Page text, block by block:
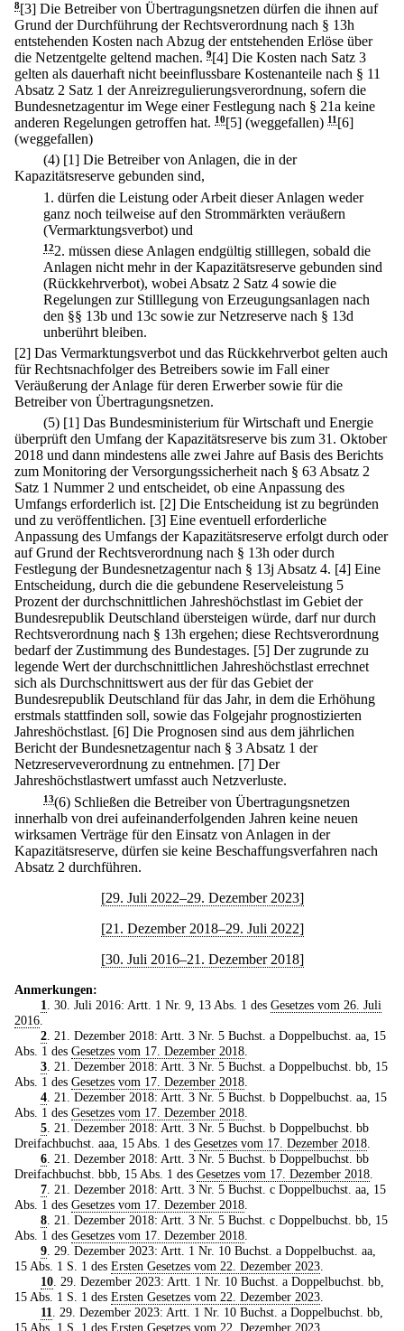
8[3] Die Betreiber von Übertragungsnetzen dürfen die ihnen auf
Grund der Durchführung der Rechtsverordnung nach § 13h
entstehenden Kosten nach Abzug der entstehenden Erlöse über
die Netzentgelte geltend machen. 9[4] Die Kosten nach Satz 3
gelten als dauerhaft nicht beeinflussbare Kostenanteile nach § 11
Absatz 2 Satz 1 der Anreizregulierungsverordnung, sofern die
Bundesnetzagentur im Wege einer Festlegung nach § 21a keine
anderen Regelungen getroffen hat. 10[5] (weggefallen) 11 [6]
(weggefallen)
(4) [1] Die Betreiber von Anlagen, die in der
Kapazitätsreserve gebunden sind,
1. dürfen die Leistung oder Arbeit dieser Anlagen weder
ganz noch teilweise auf den Strommärkten veräußern
(Vermarktungsverbot) und
122. müssen diese Anlagen endgültig stilllegen, sobald die
Anlagen nicht mehr in der Kapazitätsreserve gebunden sind
(Rückkehrverbot), wobei Absatz 2 Satz 4 sowie die
Regelungen zur Stilllegung von Erzeugungsanlagen nach
den §§ 13b und 13c sowie zur Netzreserve nach § 13d
unberührt bleiben.
[2] Das Vermarktungsverbot und das Rückkehrverbot gelten auch
für Rechtsnachfolger des Betreibers sowie im Fall einer
Veräußerung der Anlage für deren Erwerber sowie für die
Betreiber von Übertragungsnetzen.
(5) [1] Das Bundesministerium für Wirtschaft und Energie
überprüft den Umfang der Kapazitätsreserve bis zum 31. Oktober
2018 und dann mindestens alle zwei Jahre auf Basis des Berichts
zum Monitoring der Versorgungssicherheit nach § 63 Absatz 2
Satz 1 Nummer 2 und entscheidet, ob eine Anpassung des
Umfangs erforderlich ist. [2] Die Entscheidung ist zu begründen
und zu veröffentlichen. [3] Eine eventuell erforderliche
Anpassung des Umfangs der Kapazitätsreserve erfolgt durch oder
auf Grund der Rechtsverordnung nach § 13h oder durch
Festlegung der Bundesnetzagentur nach § 13j Absatz 4. [4] Eine
Entscheidung, durch die die gebundene Reserveleistung 5
Prozent der durchschnittlichen Jahreshöchstlast im Gebiet der
Bundesrepublik Deutschland übersteigen würde, darf nur durch
Rechtsverordnung nach § 13h ergehen; diese Rechtsverordnung
bedarf der Zustimmung des Bundestages. [5] Der zugrunde zu
legende Wert der durchschnittlichen Jahreshöchstlast errechnet
sich als Durchschnittswert aus der für das Gebiet der
Bundesrepublik Deutschland für das Jahr, in dem die Erhöhung
erstmals stattfinden soll, sowie das Folgejahr prognostizierten
Jahreshöchstlast. [6] Die Prognosen sind aus dem jährlichen
Bericht der Bundesnetzagentur nach § 3 Absatz 1 der
Netzreserveverordnung zu entnehmen. [7] Der
Jahreshöchstlastwert umfasst auch Netzverluste.
13(6) Schließen die Betreiber von Übertragungsnetzen
innerhalb von drei aufeinanderfolgenden Jahren keine neuen
wirksamen Verträge für den Einsatz von Anlagen in der
Kapazitätsreserve, dürfen sie keine Beschaffungsverfahren nach
Absatz 2 durchführen.
[29. Juli 2022–29. Dezember 2023]
[21. Dezember 2018–29. Juli 2022]
[30. Juli 2016–21. Dezember 2018]
Anmerkungen:
1
. 30. Juli 2016: Artt. 1 Nr. 9, 13 Abs. 1 des Gesetzes vom 26. Juli
2016
2. 21. Dezember 2018: Artt. 3 Nr. 5 Buchst. a Doppelbuchst. aa, 15
Abs. 1 des Gesetzes vom 17. Dezember 2018
3. 21. Dezember 2018: Artt. 3 Nr. 5 Buchst. a Doppelbuchst. bb, 15
Abs. 1 des Gesetzes vom 17. Dezember 2018
4. 21. Dezember 2018: Artt. 3 Nr. 5 Buchst. b Doppelbuchst. aa, 15
Abs. 1 des Gesetzes vom 17. Dezember 2018
5. 21. Dezember 2018: Artt. 3 Nr. 5 Buchst. b Doppelbuchst. bb
Dreifachbuchst. aaa, 15 Abs. 1 des Gesetzes vom 17. Dezember 2018
6. 21. Dezember 2018: Artt. 3 Nr. 5 Buchst. b Doppelbuchst. bb
Dreifachbuchst. bbb, 15 Abs. 1 des Gesetzes vom 17. Dezember 2018
7. 21. Dezember 2018: Artt. 3 Nr. 5 Buchst. c Doppelbuchst. aa, 15
Abs. 1 des Gesetzes vom 17. Dezember 2018
8. 21. Dezember 2018: Artt. 3 Nr. 5 Buchst. c Doppelbuchst. bb, 15
Abs. 1 des Gesetzes vom 17. Dezember 2018
9. 29. Dezember 2023: Artt. 1 Nr. 10 Buchst. a Doppelbuchst. aa,
15 Abs. 1 S. 1 des Ersten Gesetzes vom 22. Dezember 2023
10. 29. Dezember 2023: Artt. 1 Nr. 10 Buchst. a Doppelbuchst. bb,
15 Abs. 1 S. 1 des Ersten Gesetzes vom 22. Dezember 2023
11
. 29. Dezember 2023: Artt. 1 Nr. 10 Buchst. a Doppelbuchst. bb,
15 Abs. 1 S. 1 des Ersten Gesetzes vom 22. Dezember 2023